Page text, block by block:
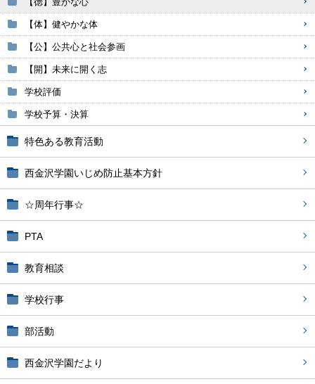
【体】健やかな体
【公】公共心と社会参画
【開】未来に開く志
学校評価
学校予算・決算
特色ある教育活動
西金沢学園いじめ防止基本方針
☆周年行事☆
PTA
教育相談
学校行事
部活動
西金沢学園だより